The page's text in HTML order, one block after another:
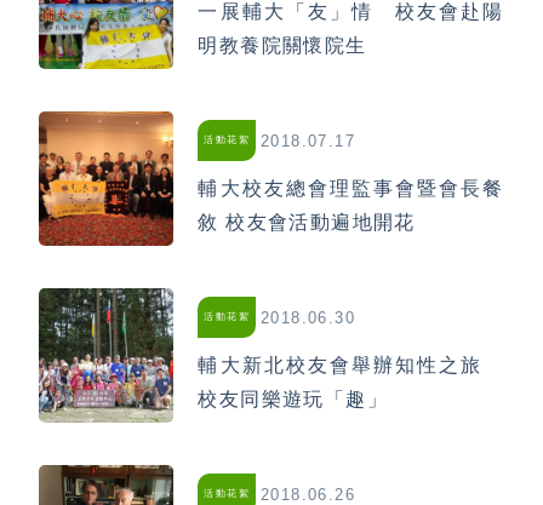
一展輔大「友」情 校友會赴陽
明教養院關懷院生
活動花絮 2018.07.17
輔大校友總會理監事會暨會長餐
敘 校友會活動遍地開花
活動花絮 2018.06.30
輔大新北校友會舉辦知性之旅
校友同樂遊玩「趣」
活動花絮 2018.06.26